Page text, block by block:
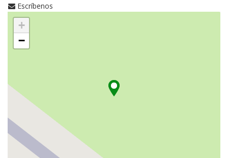
Escríbenos
+
−